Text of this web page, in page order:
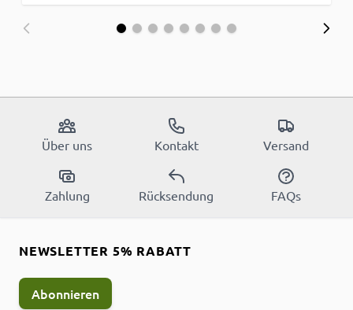
Über uns Kontakt Versand
Zahlung Rücksendung FAQs
NEWSLETTER 5% RABATT
Abonnieren